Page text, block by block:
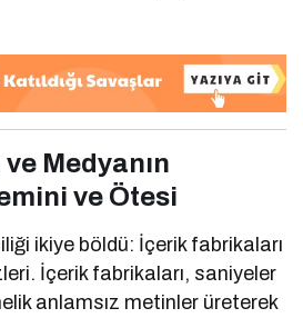
Medyanın
ve Ötesi
ikiye böldü: İçerik fabrikaları
İçerik fabrikaları, saniyeler
anlamsız metinler üreterek